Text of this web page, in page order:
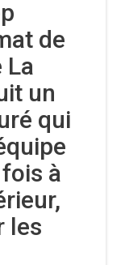
de
La
un
qui
à
les